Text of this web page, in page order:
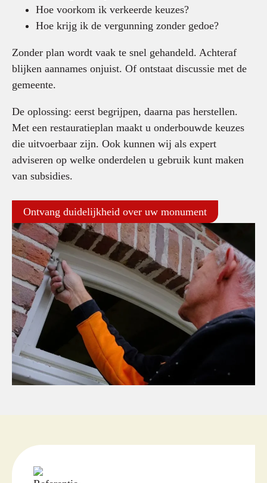
Hoe voorkom ik verkeerde keuzes?
Hoe krijg ik de vergunning zonder gedoe?
Zonder plan wordt vaak te snel gehandeld. Achteraf
blijken aannames onjuist. Of ontstaat discussie met de
gemeente.
De oplossing: eerst begrijpen, daarna pas herstellen.
Met een restauratieplan maakt u onderbouwde keuzes
die uitvoerbaar zijn. Ook kunnen wij als expert
adviseren op welke onderdelen u gebruik kunt maken
van subsidies.
Ontvang duidelijkheid over uw monument